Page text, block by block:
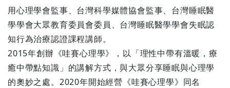
用心理學會監事、台灣科學媒體協會監事、台灣睡眠醫
學學會大眾教育委員會委員、台灣睡眠醫學學會失眠認
知行為治療認證課程講師。
2015年創辦《哇賽心理學》，以「理性中帶有溫暖，療
癒中帶點知識」的講解方式，與大眾分享睡眠與心理學
的奧妙之處。2020年開始經營《哇賽心理學》同名